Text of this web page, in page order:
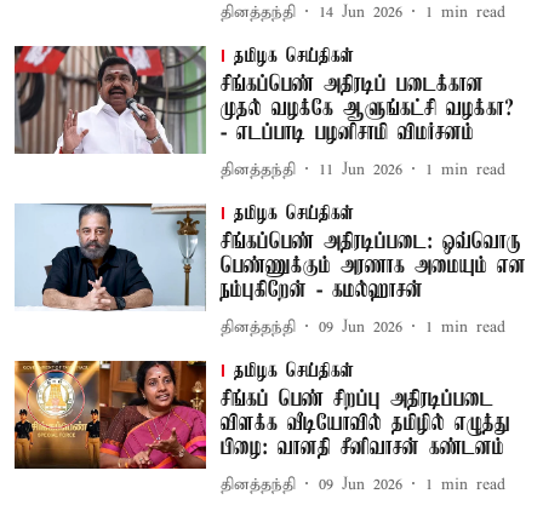
தினத்தந்தி 14 Jun 2026 1 min read
தமிழக செய்திகள்
சிங்கப்பெண் அதிரடிப் படைக்கான
முதல் வழக்கே ஆளுங்கட்சி வழக்கா?
- எடப்பாடி பழனிசாமி விமர்சனம்
தினத்தந்தி 11 Jun 2026 1 min read
தமிழக செய்திகள்
சிங்கப்பெண் அதிரடிப்படை: ஒவ்வொரு
பெண்ணுக்கும் அரணாக அமையும் என
நம்புகிறேன் - கமல்ஹாசன்
தினத்தந்தி 09 Jun 2026 1 min read
தமிழக செய்திகள்
சிங்கப் பெண் சிறப்பு அதிரடிப்படை
விளக்க வீடியோவில் தமிழில் எழுத்து
பிழை: வானதி சீனிவாசன் கண்டனம்
தினத்தந்தி 09 Jun 2026 1 min read